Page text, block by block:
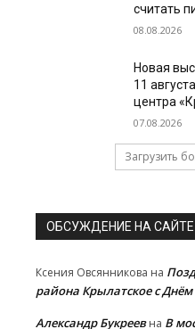
считать
08.08.2026
Новая
11
центра
07.08.2026
Загрузить
ОБСУЖДЕНИЕ НА САЙТЕ
Ксения Овсянникова на
района Крылатское с
Александр Букреевна В